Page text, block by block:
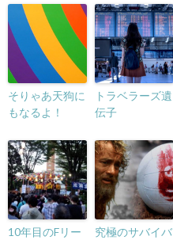
そりゃあ天狗に
もなるよ！
トラベラーズ遺
伝子
10年目のFリー
究極のサバイバ